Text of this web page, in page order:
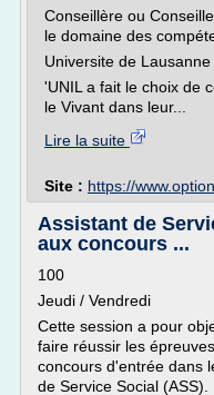
Conseillère ou
le domaine des
Universite de
'UNIL a fait le choix de
le Vivant dans leur...
Lire la suite
Site : https://
Assistant de
aux concours ...
100
Jeudi / Vendredi
Cette session a pour
faire réussir les
concours d'entrée dans
de Service Social (ASS).